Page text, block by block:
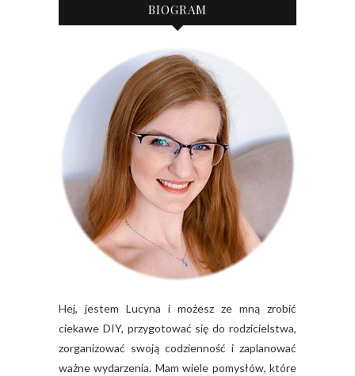
BIOGRAM
Hej, jestem Lucyna i możesz ze mną zrobić
ciekawe DIY, przygotować się do rodzicielstwa,
zorganizować swoją codzienność i zaplanować
ważne wydarzenia. Mam wiele pomysłów, które